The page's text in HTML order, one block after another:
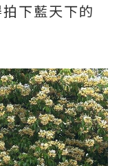
下藍天下的